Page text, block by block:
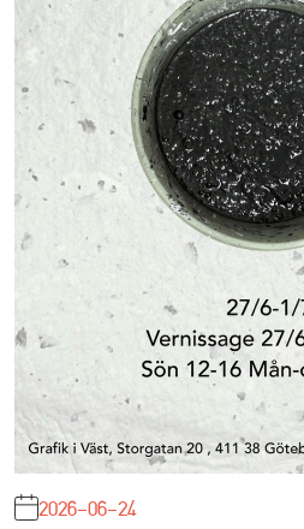
2026-06-24